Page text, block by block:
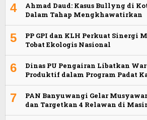
4
Ahmad Daud: Kasus Bullyng di
Dalam Tahap Mengkhawatirkan
5
PP GPI dan KLH Perkuat Sinergi
Tobat Ekologis Nasional
6
Dinas PU Pengairan Libatkan
Produktif dalam Program Padat
7
PAN Banyuwangi Gelar
dan Targetkan 4 Relawan di